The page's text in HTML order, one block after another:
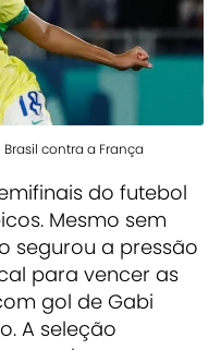
contra a França
do futebol
Mesmo sem
segurou a pressão
para vencer as
gol de Gabi
A seleção